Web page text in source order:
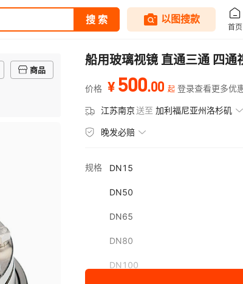
商品
船用玻璃视镜 直通三通 四
价格 ¥ 500.00 起 登录查看更多优
江苏南京送至 加利福尼亚州洛杉矶
晚发必赔
规格 DN15
DN50
DN65
DN80
DN100